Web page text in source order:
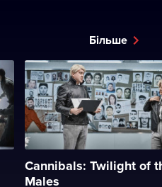
Більше
Cannibals: Twilight of
Males